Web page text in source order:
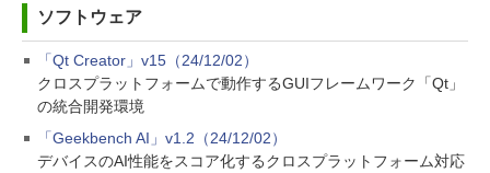
ソフトウェア
「Qt Creator」v15（24/12/02）
クロスプラットフォームで動作するGUIフレームワーク「Qt」
の統合開発環境
「Geekbench AI」v1.2（24/12/02）
デバイスのAI性能をスコア化するクロスプラットフォーム対応